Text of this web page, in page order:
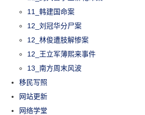
11_韩建国命案
12_刘冠华分尸案
12_林俊遭肢解惨案
12_王立军薄熙来事件
13_南方周末风波
移民写照
网站更新
网络学堂